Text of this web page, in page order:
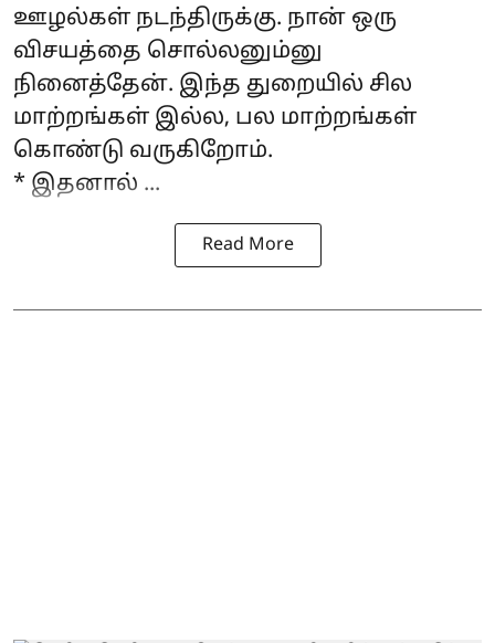
ஊழல்கள் நடந்திருக்கு. நான் ஒரு
விசயத்தை சொல்லனும்னு
நினைத்தேன். இந்த துறையில் சில
மாற்றங்கள் இல்ல, பல மாற்றங்கள்
கொண்டு வருகிறோம்.
* இதனால் ...
Read More